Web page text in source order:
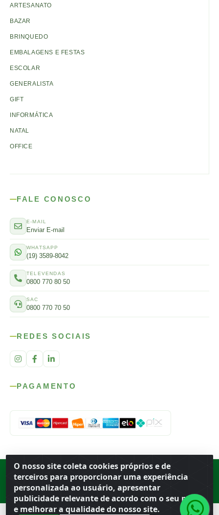
O nosso site coleta cookies próprios e de
terceiros para proporcionar uma experiência
personalizada ao usuário, apresentar
publicidade relevante de acordo com o seu perfil
e melhorar a qualidade do nosso site.
ARTESANATO
BAZAR
BRINQUEDO
EMBALAGENS E FESTAS
ESCOLAR
GENERALISTA
GIFT
INFORMÁTICA
NATAL
OFFICE
FALE CONOSCO
E-MAIL
Enviar E-mail
WHATSAPP
(19) 3589-8042
TELEVENDAS
0800 770 80 50
SAC
0800 770 70 50
REDES SOCIAIS
PAGAMENTO
Rod. SP-215, s/n, km 98 — Área Rural Porto Ferreira ·BR
· CEP
· CNPJ 56.679.863/0001-91
© 2026 Atacado Ideal